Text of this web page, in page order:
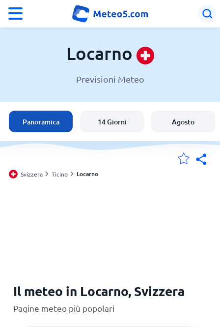
Svizzera
Italia
Le mie località
Locarno
Previsioni Meteo
Panoramica 14 Giorni Agosto
Svizzera Ticino Locarno
Il meteo in Locarno, Svizzera
Pagine meteo più popolari